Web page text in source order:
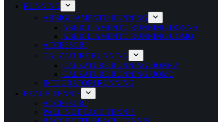
RUNNING
ABBIGLIAMENTO RUNNING
ABBIGLIAMENTO RUNNING DONNA
ABBIGLIAMENTO RUNNING UOMO
ACCESSORI
CALZATURE RUNNING
CALZATURE RUNNING DONNA
CALZATURE RUNNING UOMO
INTEGRATORI RUNNING
BEACH TENNIS
ACCESSORI
PALLINE BEACH TENNIS